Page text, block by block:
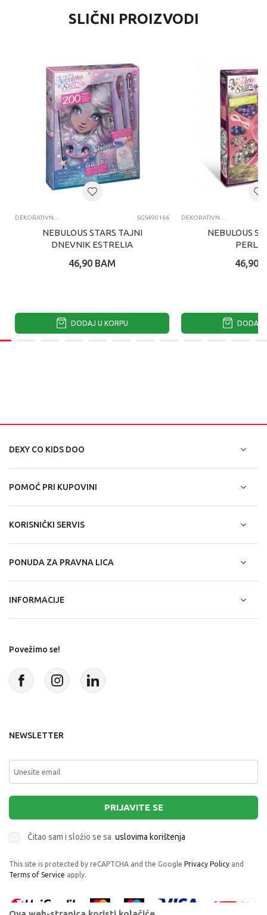
SLIČNI PROIZVODI
DEKORATIVNI SETOVI I DODACI SGS490166
NEBULOUS STARS TAJNI
DNEVNIK ESTRELIA
46,90 BAM
DODAJ U KORPU
DEKORATIVNI SETOVI I DODACI
NEBULOUS
PERLA
46,90
DODAJ
DEXY CO KIDS DOO
POMOĆ PRI KUPOVINI
KORISNIČKI SERVIS
PONUDA ZA PRAVNA LICA
INFORMACIJE
Povežimo se!
NEWSLETTER
PRIJAVITE SE
Čitao sam i složio se sa uslovima korištenja
This site is protected by reCAPTCHA and the Google Privacy Policy and
Terms of Service apply.